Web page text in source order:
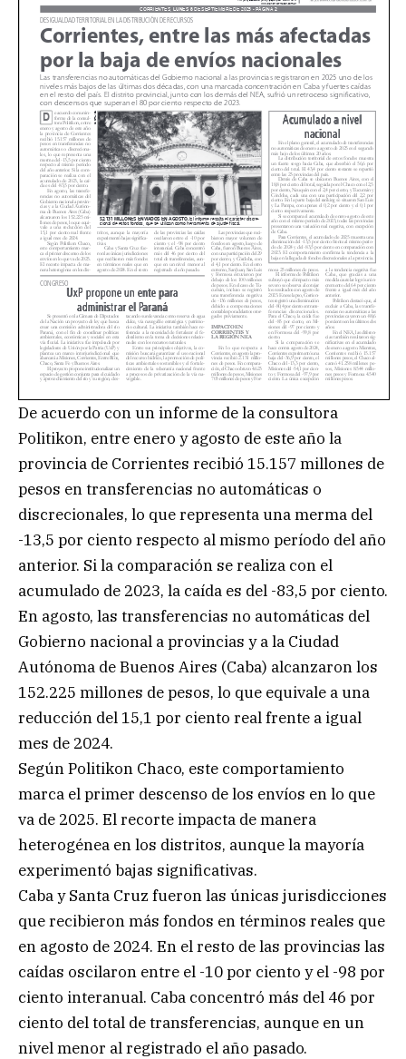
De acuerdo con un informe de la consultora
Politikon, entre enero y agosto de este año la
provincia de Corrientes recibió 15.157 millones de
pesos en transferencias no automáticas o
discrecionales, lo que representa una merma del
-13,5 por ciento respecto al mismo período del año
anterior. Si la comparación se realiza con el
acumulado de 2023, la caída es del -83,5 por ciento.
En agosto, las transferencias no automáticas del
Gobierno nacional a provincias y a la Ciudad
Autónoma de Buenos Aires (Caba) alcanzaron los
152.225 millones de pesos, lo que equivale a una
reducción del 15,1 por ciento real frente a igual
mes de 2024.
Según Politikon Chaco, este comportamiento
marca el primer descenso de los envíos en lo que
va de 2025. El recorte impacta de manera
heterogénea en los distritos, aunque la mayoría
experimentó bajas significativas.
Caba y Santa Cruz fueron las únicas jurisdicciones
que recibieron más fondos en términos reales que
en agosto de 2024. En el resto de las provincias las
caídas oscilaron entre el -10 por ciento y el -98 por
ciento interanual. Caba concentró más del 46 por
ciento del total de transferencias, aunque en un
nivel menor al registrado el año pasado.